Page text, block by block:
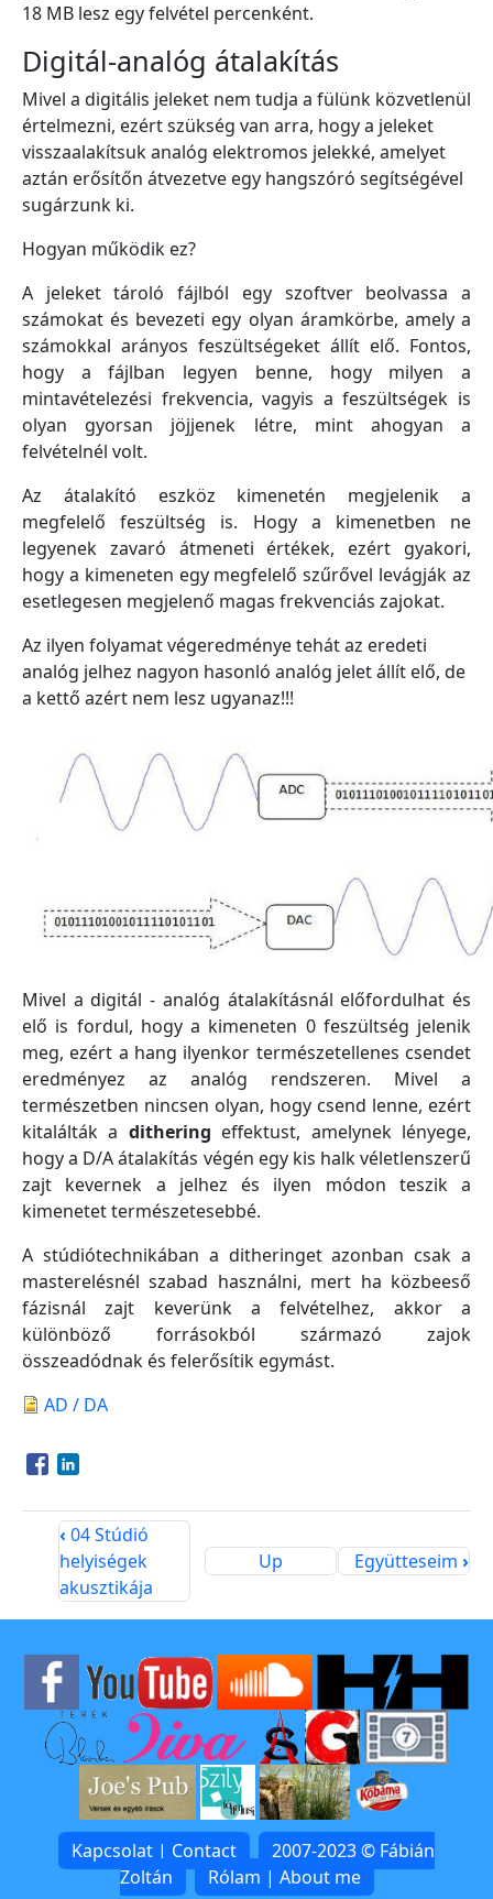
18 MB lesz egy felvétel percenként.
Digitál-analóg átalakítás
Mivel a digitális jeleket nem tudja a fülünk közvetlenül
értelmezni, ezért szükség van arra, hogy a jeleket
visszaalakítsuk analóg elektromos jelekké, amelyet
aztán erősítőn átvezetve egy hangszóró segítségével
sugárzunk ki.
Hogyan működik ez?
A jeleket tároló fájlból egy szoftver beolvassa a
számokat és bevezeti egy olyan áramkörbe, amely a
számokkal arányos feszültségeket állít elő. Fontos,
hogy a fájlban legyen benne, hogy milyen a
mintavételezési frekvencia, vagyis a feszültségek is
olyan gyorsan jöjjenek létre, mint ahogyan a
felvételnél volt.
Az átalakító eszköz kimenetén megjelenik a
megfelelő feszültség is. Hogy a kimenetben ne
legyenek zavaró átmeneti értékek, ezért gyakori,
hogy a kimeneten egy megfelelő szűrővel levágják az
esetlegesen megjelenő magas frekvenciás zajokat.
Az ilyen folyamat végeredménye tehát az eredeti
analóg jelhez nagyon hasonló analóg jelet állít elő, de
a kettő azért nem lesz ugyanaz!!!
Mivel a digitál - analóg átalakításnál előfordulhat és
elő is fordul, hogy a kimeneten 0 feszültség jelenik
meg, ezért a hang ilyenkor természetellenes csendet
eredményez az analóg rendszeren. Mivel a
természetben nincsen olyan, hogy csend lenne, ezért
kitalálták a dithering effektust, amelynek lényege,
hogy a D/A átalakítás végén egy kis halk véletlenszerű
zajt kevernek a jelhez és ilyen módon teszik a
kimenetet természetesebbé.
A stúdiótechnikában a ditheringet azonban csak a
masterelésnél szabad használni, mert ha közbeeső
fázisnál zajt keverünk a felvételhez, akkor a
különböző forrásokból származó zajok
összeadódnak és felerősítik egymást.
AD / DA
Opens in a new window
Opens in a new window
‹ 04 Stúdió
helyiségek
akusztikája
Up Együtteseim›
Kapcsolat | Contact
2007-2023 © Fábián
Zoltán
Rólam | About me